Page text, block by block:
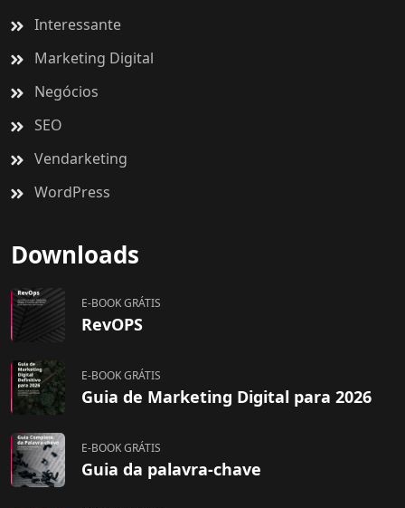
Interessante
Marketing Digital
Negócios
SEO
Vendarketing
WordPress
Downloads
E-BOOK GRÁTIS
RevOPS
E-BOOK GRÁTIS
Guia de Marketing Digital para 2026
E-BOOK GRÁTIS
Guia da palavra-chave